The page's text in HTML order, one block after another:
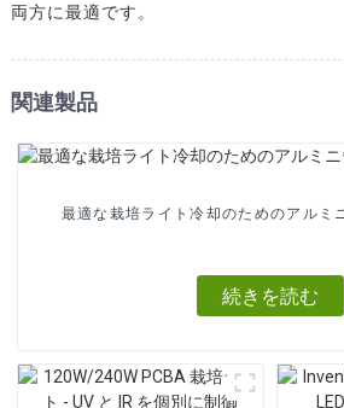
両方に最適です。
関連製品
最適な栽培ライト冷却のためのアルミ
続きを読む